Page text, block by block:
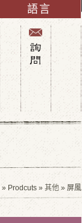
語言
英語
法語
義大利語
西班牙語
德語
中文(簡體字)
俄語
中文(繁體字)
韓語
» Prodcuts » 其他 » 屏風